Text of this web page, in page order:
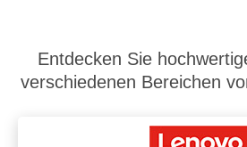
Entdecken Sie
verschiedenen Bereichen